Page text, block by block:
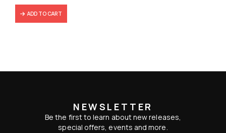
ADD TO CART
NEWSLETTER
Be the first to learn about new releases,
special offers, events and more.